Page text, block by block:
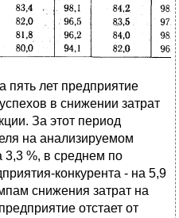
пять лет предприятие
в снижении затрат
За этот период
на анализируемом
3,3 %, в среднем по
конкурента - на 5,9
снижения затрат на
отстает от